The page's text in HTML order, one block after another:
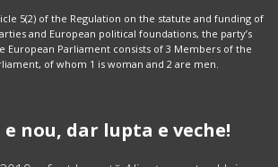
5(2) of the Regulation on the statute and funding of
and European political foundations, the party’s
European Parliament consists of 3 Members of the
of whom 1 is woman and 2 are men.
nou, dar lupta e veche!